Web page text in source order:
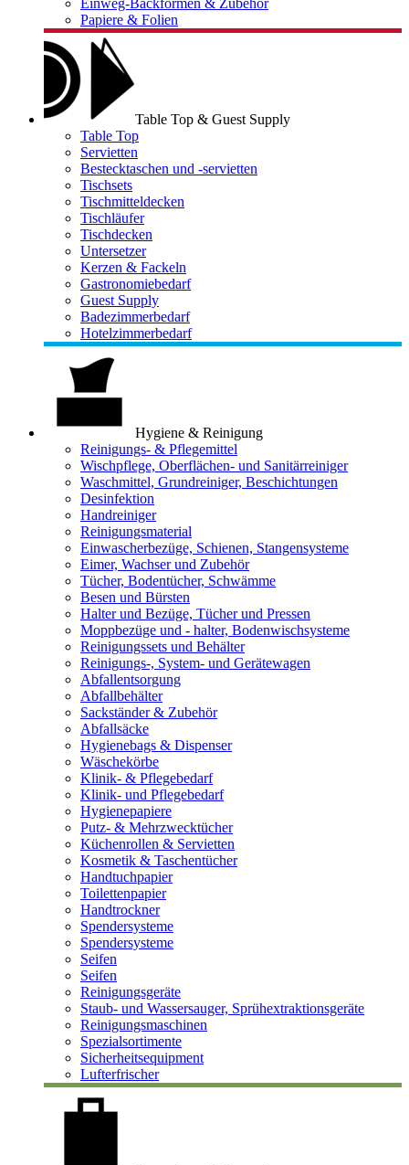
Einweg-Backformen & Zubehör
Papiere & Folien
Table Top & Guest Supply
Table Top
Servietten
Bestecktaschen und -servietten
Tischsets
Tischmitteldecken
Tischläufer
Tischdecken
Untersetzer
Kerzen & Fackeln
Gastronomiebedarf
Guest Supply
Badezimmerbedarf
Hotelzimmerbedarf
Hygiene & Reinigung
Reinigungs- & Pflegemittel
Wischpflege, Oberflächen- und Sanitärreiniger
Waschmittel, Grundreiniger, Beschichtungen
Desinfektion
Handreiniger
Reinigungsmaterial
Einwascherbezüge, Schienen, Stangensysteme
Eimer, Wachser und Zubehör
Tücher, Bodentücher, Schwämme
Besen und Bürsten
Halter und Bezüge, Tücher und Pressen
Moppbezüge und - halter, Bodenwischsysteme
Reinigungssets und Behälter
Reinigungs-, System- und Gerätewagen
Abfallentsorgung
Abfallbehälter
Sackständer & Zubehör
Abfallsäcke
Hygienebags & Dispenser
Wäschekörbe
Klinik- & Pflegebedarf
Klinik- und Pflegebedarf
Hygienepapiere
Putz- & Mehrzwecktücher
Küchenrollen & Servietten
Kosmetik & Taschentücher
Handtuchpapier
Toilettenpapier
Handtrockner
Spendersysteme
Spendersysteme
Seifen
Seifen
Reinigungsgeräte
Staub- und Wassersauger, Sprühextraktionsgeräte
Reinigungsmaschinen
Spezialsortimente
Sicherheitsequipment
Lufterfrischer